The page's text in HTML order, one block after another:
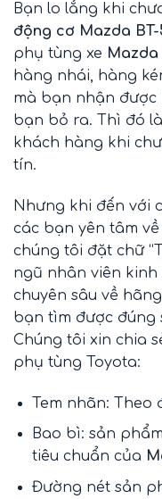
Bạn lo lắng khi
động cơ Mazda
phụ tùng xe Mazda
hàng nhái, hàng
mà bạn nhận được
bạn bỏ ra. Thì đó
khách hàng khi
tín.
Nhưng khi đến với
các bạn yên tâm
chúng tôi đặt chữ
ngũ nhân viên
chuyên sâu về
bạn tìm được đúng
Chúng tôi xin chia
phụ tùng Toyota:
Tem nhãn: Theo
Bao bì: sản
tiêu chuẩn của
Đường nét sản